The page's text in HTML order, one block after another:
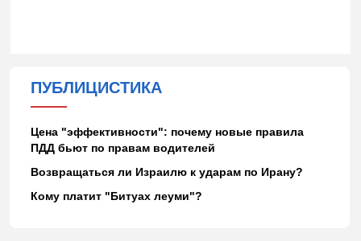
ПУБЛИЦИСТИКА
Цена "эффективности": почему новые правила
ПДД бьют по правам водителей
Возвращаться ли Израилю к ударам по Ирану?
Кому платит "Битуах леуми"?